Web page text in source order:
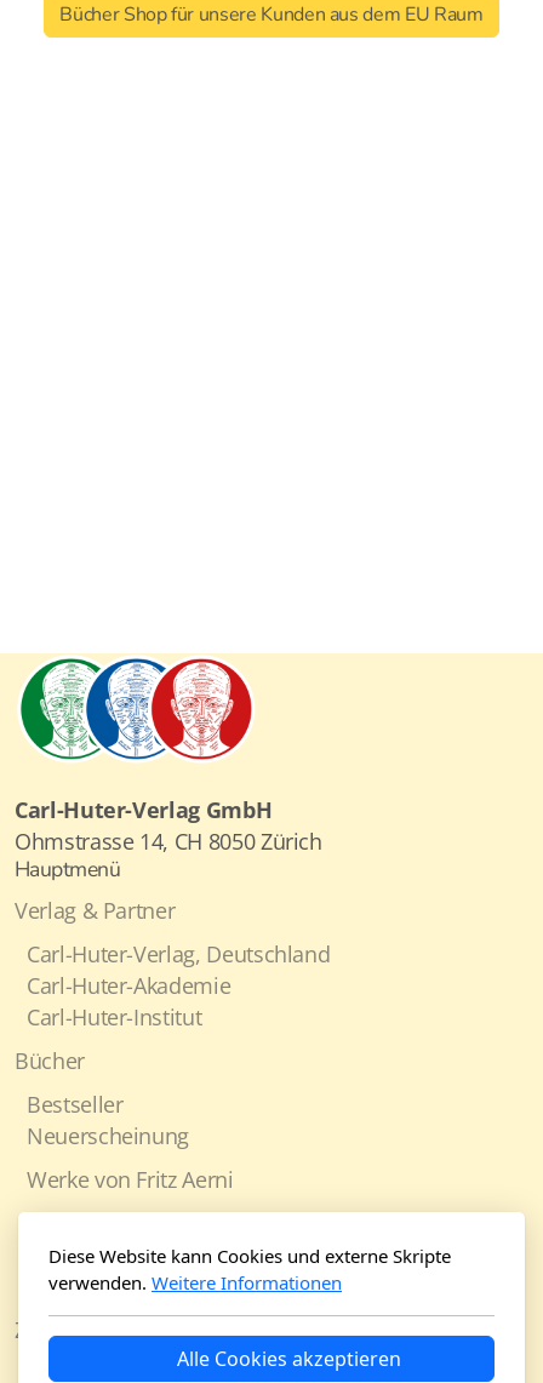
Bücher Shop für unsere Kunden aus dem EU Raum
Carl-Huter-Verlag GmbH
Ohmstrasse 14, CH 8050 Zürich
Hauptmenü
Verlag & Partner
Carl-Huter-Verlag, Deutschland
Carl-Huter-Akademie
Carl-Huter-Institut
Bücher
Bestseller
Neuerscheinung
Werke von Fritz Aerni
Weitere Werke
Geschichte der Psychophysiognomik
Zeitschrift
Jahresabonnement
Diese Website kann Cookies und externe Skripte
verwenden. Weitere Informationen
Alle Cookies akzeptieren